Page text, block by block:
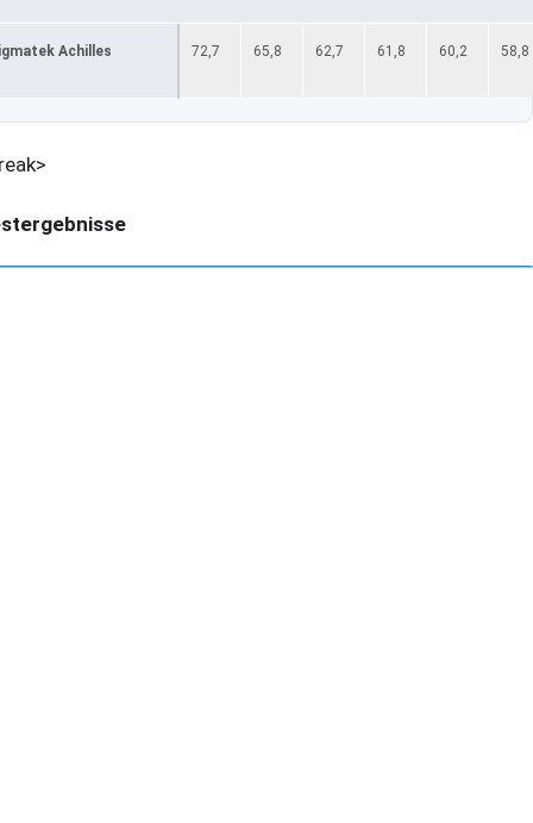
Achilles 72,7 65,8 62,7 61,8 60,2 58,8